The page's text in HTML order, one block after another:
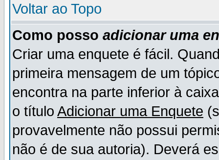
Voltar ao Topo
Como posso adicionar uma
Criar uma enquete é fácil.
primeira mensagem de um
encontra na parte inferior à
o título Adicionar uma Enquete
provavelmente não possui
não é de sua autoria). Deverá